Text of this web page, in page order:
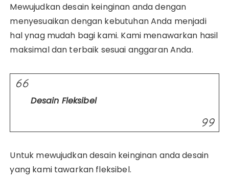
Mewujudkan desain keinginan anda dengan
menyesuaikan dengan kebutuhan Anda menjadi
hal ynag mudah bagi kami. Kami menawarkan hasil
maksimal dan terbaik sesuai anggaran Anda.
Desain Fleksibel
Untuk mewujudkan desain keinginan anda desain
yang kami tawarkan fleksibel.